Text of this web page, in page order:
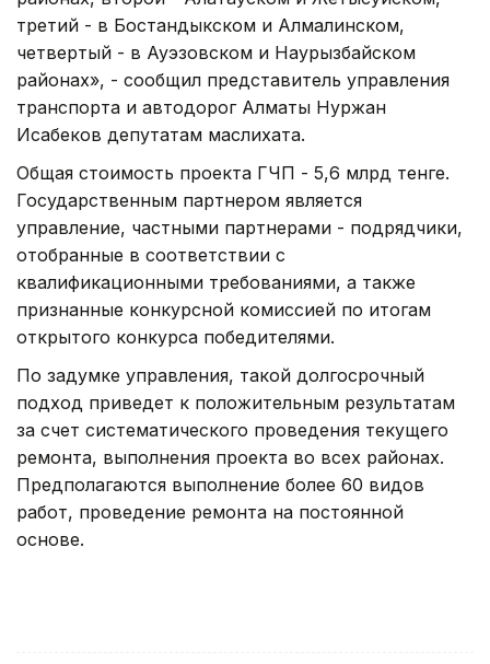
третий - в Бостандыкском и Алмалинском,
четвертый - в Ауэзовском и Наурызбайском
районах», - сообщил представитель управления
транспорта и автодорог Алматы Нуржан
Исабеков депутатам маслихата.
Общая стоимость проекта ГЧП - 5,6 млрд тенге.
Государственным партнером является
управление, частными партнерами - подрядчики,
отобранные в соответствии с
квалификационными требованиями, а также
признанные конкурсной комиссией по итогам
открытого конкурса победителями.
По задумке управления, такой долгосрочный
подход приведет к положительным результатам
за счет систематического проведения текущего
ремонта, выполнения проекта во всех районах.
Предполагаются выполнение более 60 видов
работ, проведение ремонта на постоянной
основе.